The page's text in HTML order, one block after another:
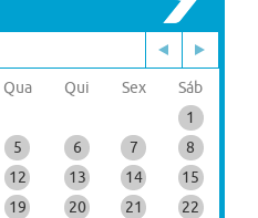
Qua Qui Sex
Sáb
1
5 6 7
8
12 13 14
15
19 20 21
22